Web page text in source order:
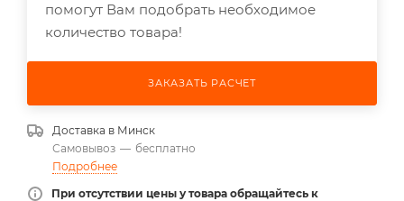
помогут Вам подобрать необходимое
количество товара!
ЗАКАЗАТЬ РАСЧЕТ
Доставка в Минск
Самовывоз — бесплатно
Подробнее
При отсутствии цены у товара обращайтесь к